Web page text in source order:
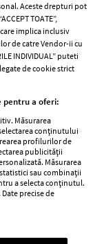
o spun cu voce
lumea credea că
între Codruța
Sanfira,
să spună tot
Aceste drepturi pot
TOATE”,
implica inclusiv
de catre Vendor-ii cu
INDIVIDUAL” puteti
de cookie strict
pentru a oferi:
Măsurarea
conținutului
profilurilor de
publicității
Măsurarea
sau combinații
a selecta conținutul.
precise de